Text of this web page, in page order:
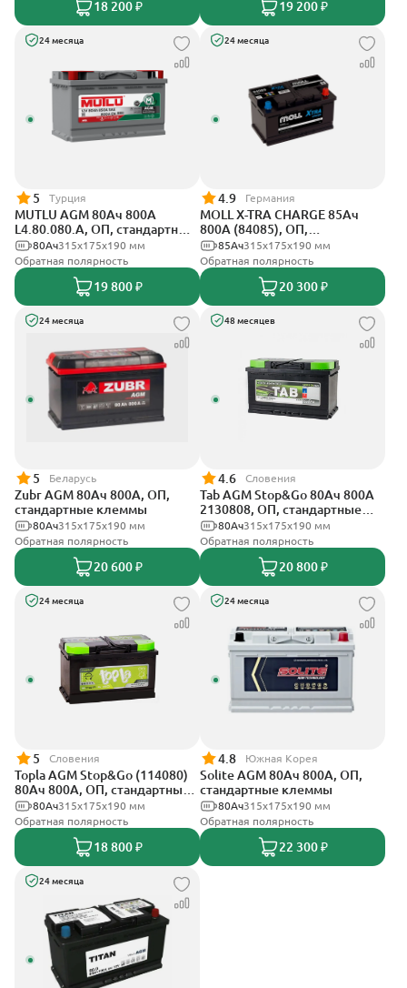
18 200 ₽ 19 200 ₽
24 месяца
5 Турция
MUTLU AGM 80Ач 800A
L4.80.080.A, ОП, стандартные
клеммы315x175x190 мм
80Ач
Обратная полярность
19 800 ₽
24 месяца
4.9 Германия
MOLL X-TRA CHARGE 85Ач
800А (84085), ОП,
стандартные клеммы
315x175x190 мм
85Ач
Обратная полярность
20 300 ₽
24 месяца
5 Беларусь
Zubr AGM 80Ач 800А, ОП,
стандартные клеммы
315x175x190 мм
80Ач
Обратная полярность
20 600 ₽
48 месяцев
4.6 Словения
Tab AGM Stop&Go 80Ач 800А
2130808, ОП, стандартные
клеммы315x175x190 мм
80Ач
Обратная полярность
20 800 ₽
24 месяца
5 Словения
Topla AGM Stop&Go (114080)
80Ач 800А, ОП, стандартные
клеммы315x175x190 мм
80Ач
Обратная полярность
18 800 ₽
24 месяца
4.8 Южная Корея
Solite AGM 80Ач 800А, ОП,
стандартные клеммы
315x175x190 мм
80Ач
Обратная полярность
22 300 ₽
24 месяца